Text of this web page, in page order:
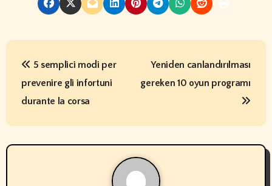
P
t
n
5 semplici modi per
prevenire gli infortuni
durante la corsa
Yeniden canlandırılması
gereken 10 oyun programı